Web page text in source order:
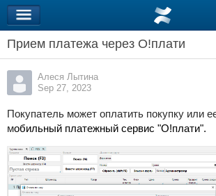
Прием платежа через O!плати
Алеся Лытина
Sep 27, 2023
Покупатель может оплатить покупку или
мобильный платежный сервис "О!плати".